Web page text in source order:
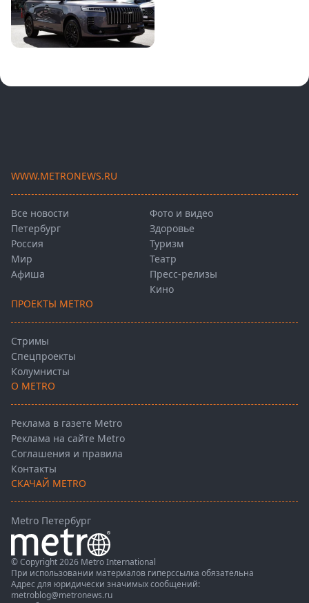
WWW.METRONEWS.RU
Все новости
Петербург
Россия
Мир
Афиша
Фото и видео
Здоровье
Туризм
Театр
Пресс-релизы
Кино
ПРОЕКТЫ METRO
Стримы
Спецпроекты
Колумнисты
О METRO
Реклама в газете Metro
Реклама на сайте Metro
Соглашения и правила
Контакты
СКАЧАЙ METRO
Metro Петербург
© Copyright 2026 Metro International
При использовании материалов гиперссылка обязательна
Адрес для юридически значимых сообщений:
metroblog@metronews.ru